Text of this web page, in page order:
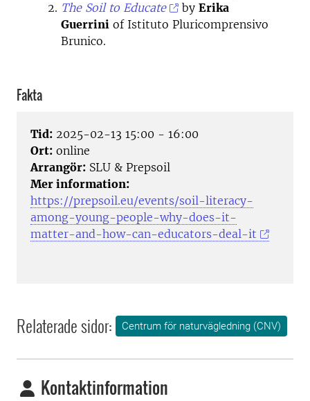
The Soil to Educate
byErika
Guerrini of Istituto Pluricomprensivo
Brunico.
Fakta
Tid: 2025-02-13 15:00 - 16:00
Ort: online
Arrangör: SLU & Prepsoil
Mer information:
https://prepsoil.eu/events/soil-literacy-
among-young-people-why-does-it-
matter-and-how-can-educators-deal-it
Relaterade sidor: Centrum för naturvägledning (CNV)
Kontaktinformation